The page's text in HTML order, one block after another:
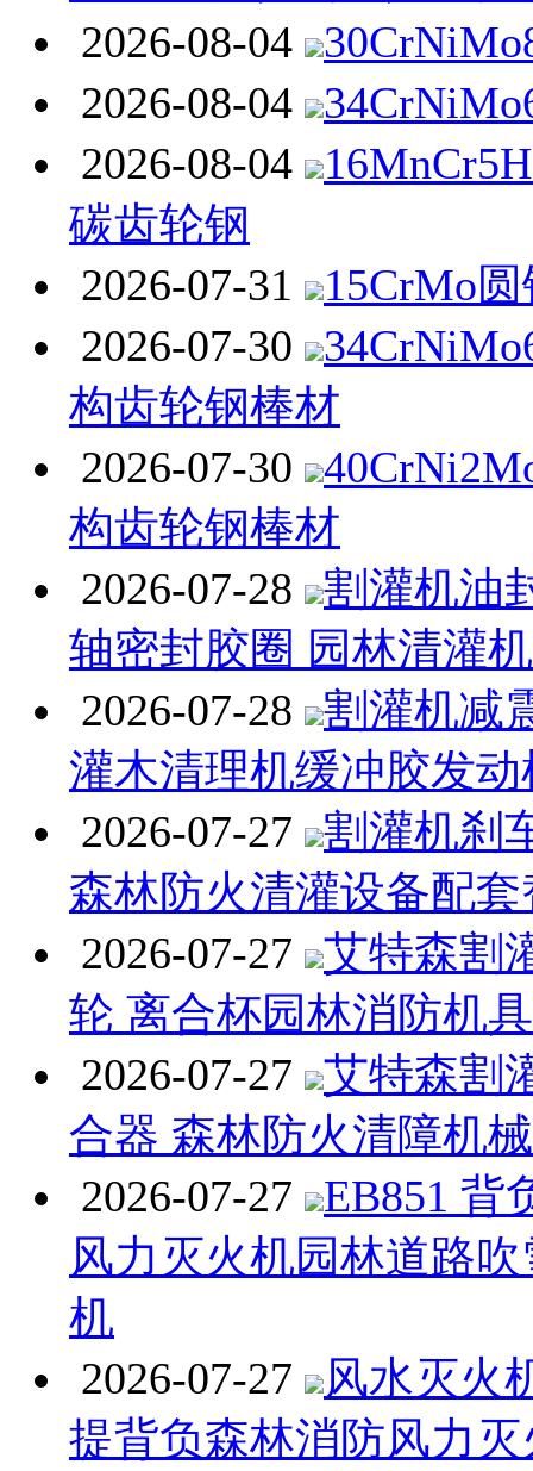
2026-08-04
2026-08-04
2026-08-04
碳齿轮钢
2026-07-31
15CrMo
2026-07-30
构齿轮钢棒材
2026-07-30
构齿轮钢棒材
2026-07-28
割灌机油
轴密封胶圈 园林清灌
2026-07-28
割灌机减
灌木清理机缓冲胶发
2026-07-27
割灌机刹
森林防火清灌设备配
2026-07-27
艾特森割
轮 离合杯园林消防机
2026-07-27
艾特森割
合器 森林防火清障机
2026-07-27
EB851 背
风力灭火机园林道路
机
2026-07-27
风水灭火
提背负森林消防风力